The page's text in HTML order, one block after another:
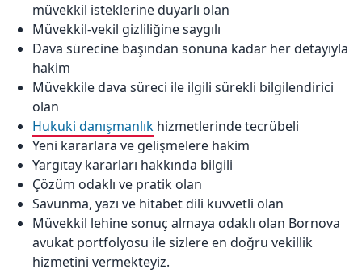
müvekkil isteklerine duyarlı olan
Müvekkil-vekil gizliliğine saygılı
Dava sürecine başından sonuna kadar her detayıyla
hakim
Müvekkile dava süreci ile ilgili sürekli bilgilendirici
olan
Hukuki danışmanlık hizmetlerinde tecrübeli
Yeni kararlara ve gelişmelere hakim
Yargıtay kararları hakkında bilgili
Çözüm odaklı ve pratik olan
Savunma, yazı ve hitabet dili kuvvetli olan
Müvekkil lehine sonuç almaya odaklı olan Bornova
avukat portfolyosu ile sizlere en doğru vekillik
hizmetini vermekteyiz.